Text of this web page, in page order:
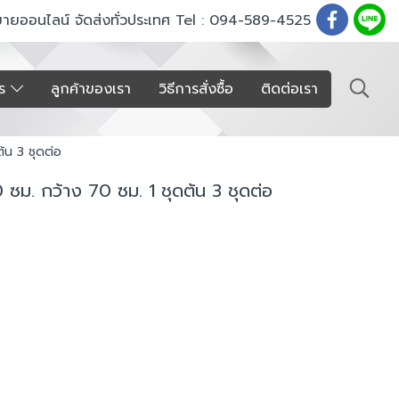
ยออนไลน์ จัดส่งทั่วประเทศ Tel : 094-589-4525
ลูกค้าของเรา วิธีการสั่งซื้อ ติดต่อเรา
น 3 ชุดต่อ
ซม. กว้าง 70 ซม. 1 ชุดต้น 3 ชุดต่อ